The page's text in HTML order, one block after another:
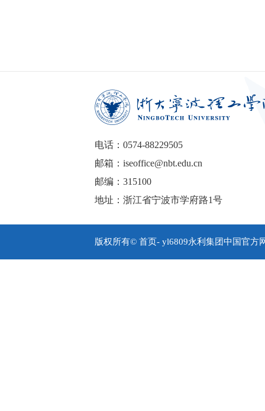
电话：0574-88229505
邮箱：iseoffice@nbt.edu.cn
邮编：315100
地址：浙江省宁波市学府路1号
版权所有© 首页- yl6809永利集团中国官方